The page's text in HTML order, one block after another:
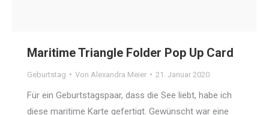
Maritime Triangle Folder Pop Up Card
Geburtstag Von Alexandra Meier 21. Januar 2020
Für ein Geburtstagspaar, dass die See liebt, habe ich
diese maritime Karte gefertigt. Gewünscht war eine